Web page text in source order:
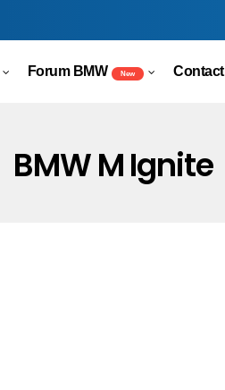
Forum BMW New Contact
BMW M Ignite